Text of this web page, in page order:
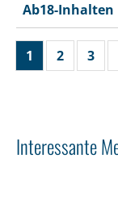
Ab18-Inhalten
1 2 3
Interessante